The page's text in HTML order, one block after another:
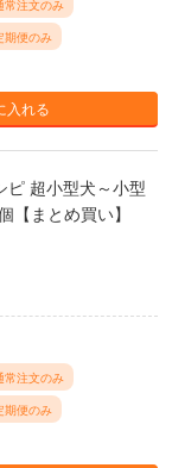
常注文のみ
期便のみ
入れる
ピ 超小型犬～小型
【まとめ買い】
常注文のみ
期便のみ